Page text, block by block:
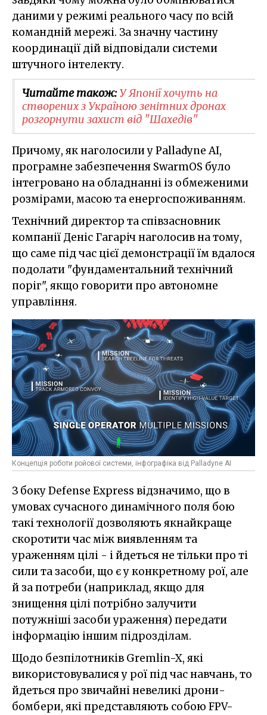
даними у режимі реального часу по всій
командній мережі. За значну частину
координації дій відповідали системи
штучного інтелекту.
Читайте також:У Японії хочуть на
створених з Україною зенітних дронах
розгорнути захист від "Шахедів"
Причому, як наголосили у Palladyne AI,
програмне забезпечення SwarmOS було
інтегровано на обладнанні із обмеженими
розмірами, масою та енергоспоживанням.
Технічний директор та співзасновник
компанії Деніс Гагаріч наголосив на тому,
що саме під час цієї демонстрації їм вдалося
подолати "фундаментальний технічний
поріг", якщо говорити про автономне
управління.
Концепція роботи ройової системи, інфографіка від Palladyne AI
З боку Defense Express відзначимо, що в
умовах сучасного динамічного поля бою
такі технології дозволяють якнайкраще
скоротити час між виявленням та
ураженням цілі - і йдеться не тільки про ті
сили та засоби, що є у конкретному рої, але
й за потреби (наприклад, якщо для
знищення цілі потрібно залучити
потужніші засоби ураження) передати
інформацію іншим підрозділам.
Щодо безпілотників Gremlin-X, які
використовувалися у рої під час навчань, то
йдеться про звичайні невеликі дрони-
бомбери, які представляють собою FPV-